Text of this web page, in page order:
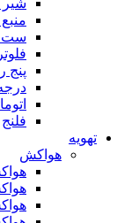
ست
فلوتر
پنج
فلنج
تهویه
هواکش